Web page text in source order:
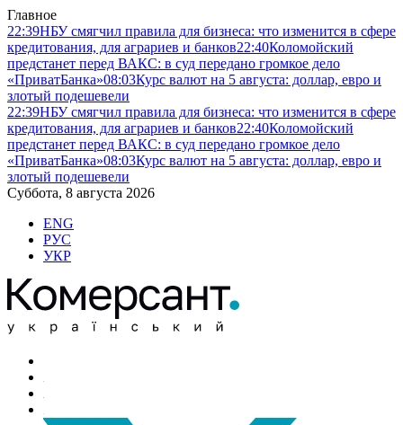
Главное
22:39НБУ смягчил правила для бизнеса: что изменится в сфере
кредитования, для аграриев и банков22:40Коломойский
предстанет перед ВАКС: в суд передано громкое дело
«ПриватБанка»08:03Курс валют на 5 августа: доллар, евро и
злотый подешевели
22:39НБУ смягчил правила для бизнеса: что изменится в сфере
кредитования, для аграриев и банков22:40Коломойский
предстанет перед ВАКС: в суд передано громкое дело
«ПриватБанка»08:03Курс валют на 5 августа: доллар, евро и
злотый подешевели
Суббота, 8 августа 2026
ENG
РУС
УКР